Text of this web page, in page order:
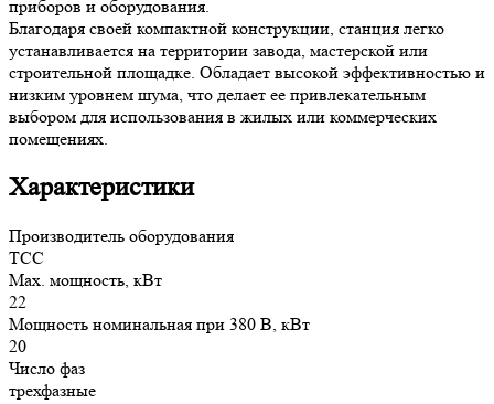
приборов и оборудования.
Благодаря своей компактной конструкции, станция легко
устанавливается на территории завода, мастерской или
строительной площадке. Обладает высокой эффективностью и
низким уровнем шума, что делает ее привлекательным
выбором для использования в жилых или коммерческих
помещениях.
Характеристики
Производитель оборудования
ТСС
Max. мощность, кВт
22
Мощность номинальная при 380 В, кВт
20
Число фаз
трехфазные